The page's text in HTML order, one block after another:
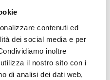
contenuti ed
dei social media e per
inoltre
il nostro sito con i
di analisi dei dati web,
Cdo Monza e Brianza e
INTERNAZIONALE: